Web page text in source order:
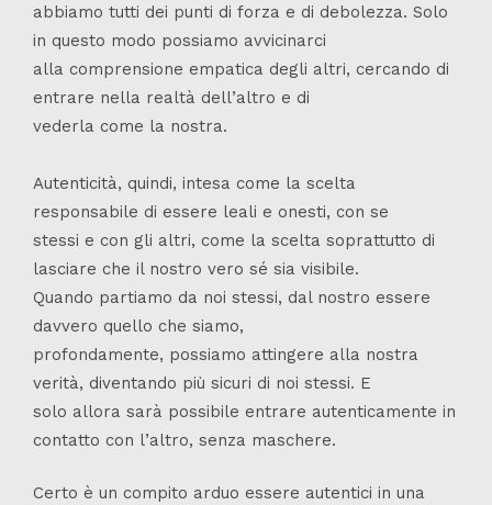
abbiamo tutti dei punti di forza e di debolezza. Solo
in questo modo possiamo avvicinarci
alla comprensione empatica degli altri, cercando di
entrare nella realtà dell’altro e di
vederla come la nostra.
Autenticità, quindi, intesa come la scelta
responsabile di essere leali e onesti, con se
stessi e con gli altri, come la scelta soprattutto di
lasciare che il nostro vero sé sia visibile.
Quando partiamo da noi stessi, dal nostro essere
davvero quello che siamo,
profondamente, possiamo attingere alla nostra
verità, diventando più sicuri di noi stessi. E
solo allora sarà possibile entrare autenticamente in
contatto con l’altro, senza maschere.
Certo è un compito arduo essere autentici in una